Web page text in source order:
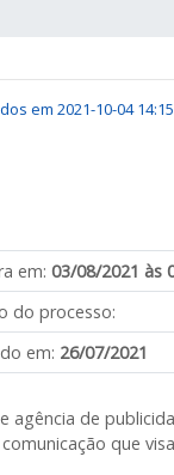
em 2021-10-04
em: 03/08/2021 às
do processo:
em: 26/07/2021
de
que